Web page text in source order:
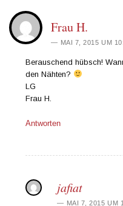
Frau H.
MAI 7, 2015 UM
Berauschend hübsch!
den Nähten?
LG
Frau H.
Antworten
jafiat
MAI 7, 2015 UM